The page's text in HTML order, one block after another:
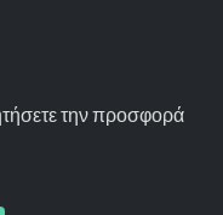
την προσφορά